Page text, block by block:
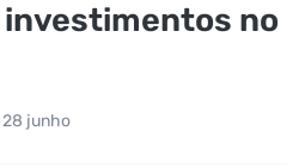
no
28 junho